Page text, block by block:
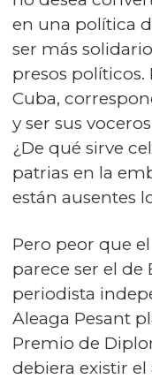
en una política
ser más
presos
Cuba,
y ser sus
¿De qué sirve
patrias en la
están ausentes
Pero peor que
parece ser el de
periodista
Aleaga Pesant
Premio de
debiera existir